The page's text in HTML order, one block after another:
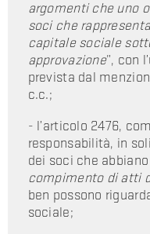
argomenti che uno
soci che
capitale sociale
approvazione”, con
prevista dal
c.c.;
- l’articolo 2476,
responsabilità, in
dei soci che abbiano
compimento di atti
ben possono
sociale;